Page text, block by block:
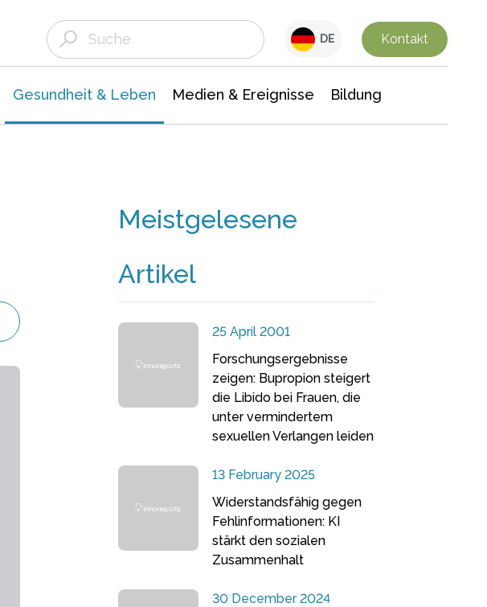
DE Kontakt
Gesundheit & Leben Medien & Ereignisse Bildung
Meistgelesene
Artikel
25 April 2001
Forschungsergebnisse
zeigen: Bupropion steigert
die Libido bei Frauen, die
unter vermindertem
sexuellen Verlangen leiden
13 February 2025
Widerstandsfähig gegen
Fehlinformationen: KI
stärkt den sozialen
Zusammenhalt
30 December 2024